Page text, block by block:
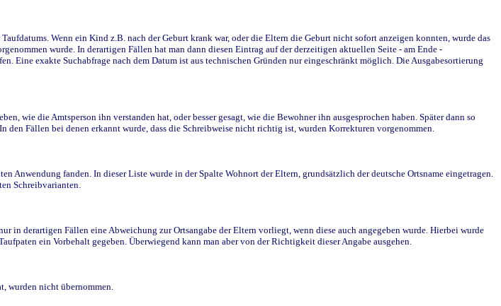
Wenn ein Kind z.B. nach der Geburt krank war, oder die Eltern die Geburt nicht sofort anzeigen konnten, wurde das
wurde. In derartigen Fällen hat man dann diesen Eintrag auf der derzeitigen aktuellen Seite - am Ende -
exakte Suchabfrage nach dem Datum ist aus technischen Gründen nur eingeschränkt möglich. Die Ausgabesortierung
wie die Amtsperson ihn verstanden hat, oder besser gesagt, wie die Bewohner ihn ausgesprochen haben. Später dann so
Fällen bei denen erkannt wurde, dass die Schreibweise nicht richtig ist, wurden Korrekturen vorgenommen.
fanden. In dieser Liste wurde in der Spalte Wohnort der Eltern, grundsätzlich der deutsche Ortsname eingetragen.
Schreibvarianten.
in derartigen Fällen eine Abweichung zur Ortsangabe der Eltern vorliegt, wenn diese auch angegeben wurde. Hierbei wurde
ein Vorbehalt gegeben. Überwiegend kann man aber von der Richtigkeit dieser Angabe ausgehen.
wurden nicht übernommen.